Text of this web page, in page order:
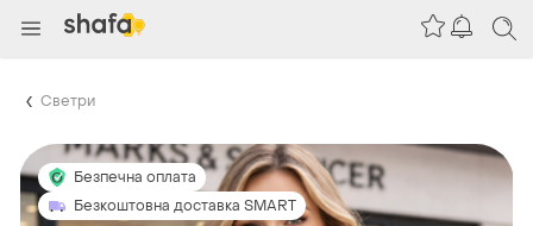
Светри
Безпечна оплата
Безкоштовна доставка SMART